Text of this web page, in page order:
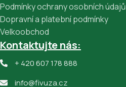
Podmínky ochrany osobních údajů
Dopravní a platební podmínky
Velkoobchod
Kontaktujte nás:
+ 420 607 178 888
info@fivuza.cz